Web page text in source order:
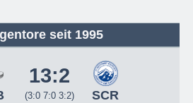
seit 1995
13:2
(3:0 7:0 3:2) SCR